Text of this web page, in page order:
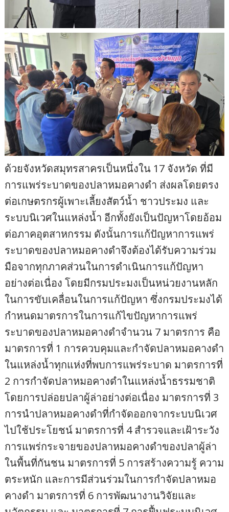
ด้วยจังหวัดสมุทรสาครเป็นหนึ่งใน 17 จังหวัด ที่มี
การแพร่ระบาดของปลาหมอคางดำ ส่งผลโดยตรง
ต่อเกษตรกรผู้เพาะเลี้ยงสัตว์น้ำ ชาวประมง และ
ระบบนิเวศในแหล่งน้ำ อีกทั้งยังเป็นปัญหาโดยอ้อม
ต่อภาคอุตสาหกรรม ดังนั้นการแก้ปัญหาการแพร่
ระบาดของปลาหมอคางดำจึงต้องได้รับความร่วม
มือจากทุกภาคส่วนในการดำเนินการแก้ปัญหา
อย่างต่อเนื่อง โดยมีกรมประมงเป็นหน่วยงานหลัก
ในการขับเคลื่อนในการแก้ปัญหา ซึ่งกรมประมงได้
กำหนดมาตรการในการแก้ไขปัญหาการแพร่
ระบาดของปลาหมอคางดำจำนวน 7 มาตรการ คือ
มาตรการที่ 1 การควบคุมและกำจัดปลาหมอคางดำ
ในแหล่งน้ำทุกแห่งที่พบการแพร่ระบาด มาตรการที่
2 การกำจัดปลาหมอคางดำในแหล่งน้ำธรรมชาติ
โดยการปล่อยปลาผู้ล่าอย่างต่อเนื่อง มาตรการที่ 3
การนำปลาหมอคางดำที่กำจัดออกจากระบบนิเวศ
ไปใช้ประโยชน์ มาตรการที่ 4 สำรวจและเฝ้าระวัง
การแพร่กระจายของปลาหมอคางดำของปลาผู้ล่า
ในพื้นที่กันชน มาตรการที่ 5 การสร้างความรู้ ความ
ตระหนัก และการมีส่วนร่วมในการกำจัดปลาหมอ
คางดำ มาตรการที่ 6 การพัฒนางานวิจัยและ